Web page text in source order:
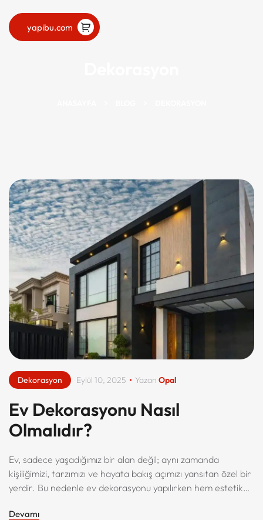
yapibu.com
Dekorasyon Yazan Opal
Eylül 10, 2025
Ev Dekorasyonu Nasıl
Olmalıdır?
Ev, sadece yaşadığımız bir alan değil; aynı zamanda
kişiliğimizi, tarzımızı ve hayata bakış açımızı yansıtan özel bir
yerdir. Bu nedenle ev dekorasyonu yapılırken hem estetik
Devamı